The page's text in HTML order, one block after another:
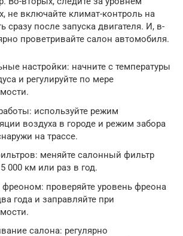
не включайте климат-контроль на
после запуска двигателя. И, в-
проветривайте салон автомобиля.
настройки: начните с температуры
и регулируйте по мере
используйте режим
воздуха в городе и режим забора
на трассе.
меняйте салонный фильтр
000 км или раз в год.
фреоном: проверяйте уровень фреона
года и заправляйте при
салона: регулярно